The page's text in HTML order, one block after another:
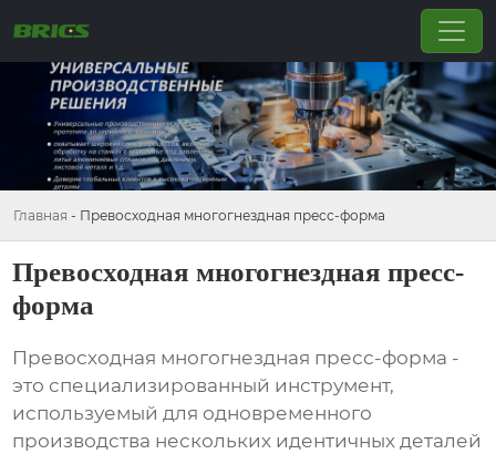
Главная - Превосходная многогнездная пресс-форма
Превосходная многогнездная пресс-
форма
Превосходная многогнездная пресс-форма -
это специализированный инструмент,
используемый для одновременного
производства нескольких идентичных деталей